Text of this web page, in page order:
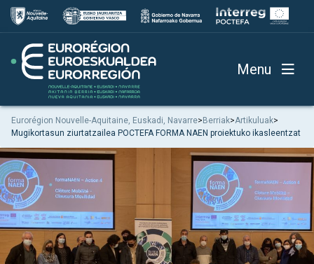
Menu
Eurorégion Nouvelle-Aquitaine, Euskadi, Navarre> Berriak>Artikuluak>
Mugikortasun ziurtatzailea POCTEFA FORMA NAEN proiektuko ikasleentzat